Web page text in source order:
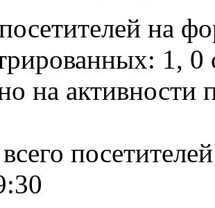
на
1,
на активности